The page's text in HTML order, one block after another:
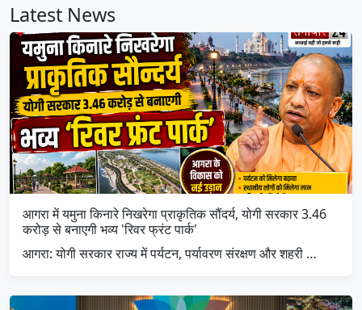
Latest News
आगरा में यमुना किनारे निखरेगा प्राकृतिक सौंदर्य, योगी सरकार 3.46
करोड़ से बनाएगी भव्य 'रिवर फ्रंट पार्क'
आगरा: योगी सरकार राज्य में पर्यटन, पर्यावरण संरक्षण और शहरी …